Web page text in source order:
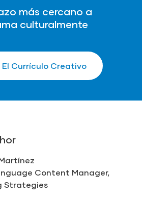
más cercano a
culturalmente
El Currículo Creativo
Content Manager,
Strategies